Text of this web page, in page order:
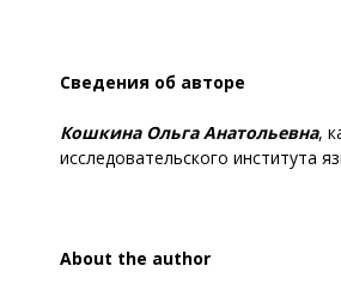
Сведения об авторе
Кошкина Ольга Анатольевна,
исследовательского института
About the author